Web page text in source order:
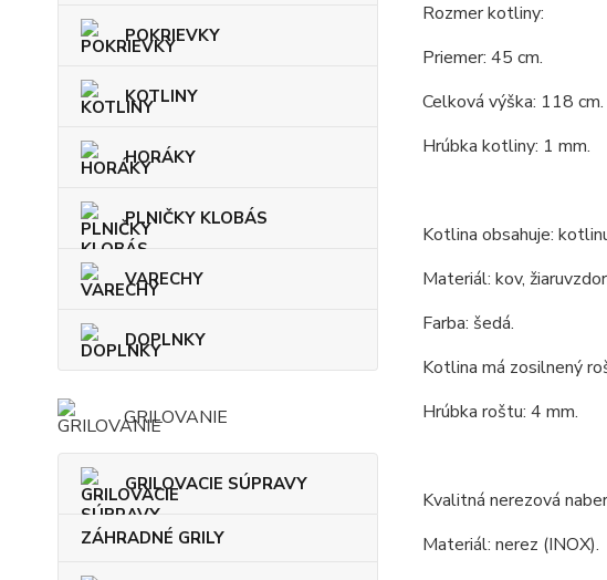
POKRIEVKY
KOTLINY
HORÁKY
PLNIČKY KLOBÁS
VARECHY
DOPLNKY
GRILOVANIE
GRILOVACIE SÚPRAVY
ZÁHRADNÉ GRILY
Rozmer kotliny:
Priemer: 45 cm.
Celková výška: 118 cm.
Hrúbka kotliny: 1 mm.
Kotlina obsahuje:
Materiál: kov,
Farba: šedá.
Kotlina má zosilnený
Hrúbka roštu: 4 mm.
Kvalitná nerezová
Materiál: nerez (INOX).